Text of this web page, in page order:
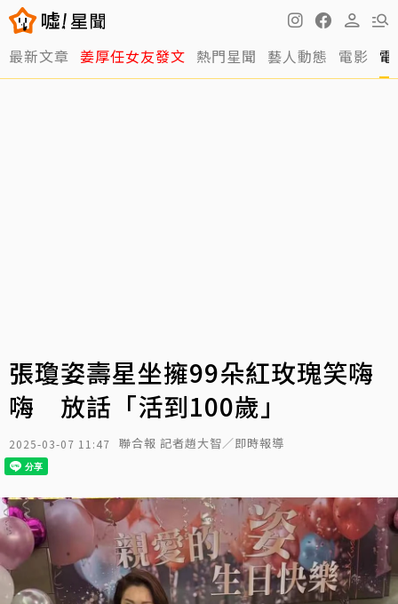
最新文章 姜厚任女友發文 熱門星聞 藝人動態 電影
張瓊姿壽星坐擁99朵紅玫瑰笑嗨
嗨 放話「活到100歲」
2025-03-07 11:47 聯合報 記者趙大智／即時報導